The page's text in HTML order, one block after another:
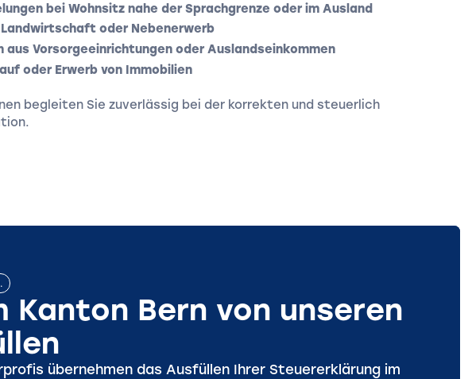
bei Wohnsitz nahe der Sprachgrenze oder im Ausland
oder Nebenerwerb
Vorsorgeeinrichtungen oder Auslandseinkommen
oder Erwerb von Immobilien
begleiten Sie zuverlässig bei der korrekten und steuerlich
Kanton Bern von unseren
übernehmen das Ausfüllen Ihrer Steuererklärung im